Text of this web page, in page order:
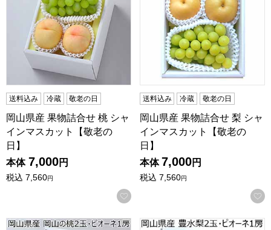
送料込み 冷蔵 敬老の日
岡山県産 果物詰合せ 桃 シャ
インマスカット【敬老の
日】
本体 7,000円
税込 7,560円
お気に入りに登録する
送料込み 冷蔵 敬老の日
岡山県産 果物詰合せ 梨 シャ
インマスカット【敬老の
日】
本体 7,000円
税込 7,560円
岡山県産 果物詰合せ 桃 ピオーネ【敬老の日】
岡山県産 果物詰合せ 豊水梨